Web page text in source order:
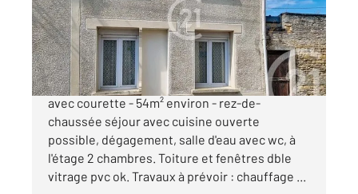
Maison à vendre
169 500 €
CAEN Maison de ville à rénover , rue Tortue,
avec courette - 54m² environ - rez-de-
chaussée séjour avec cuisine ouverte
possible, dégagement, salle d'eau avec wc, à
l'étage 2 chambres. Toiture et fenêtres dble
vitrage pvc ok. Travaux à prévoir : chauffage ...